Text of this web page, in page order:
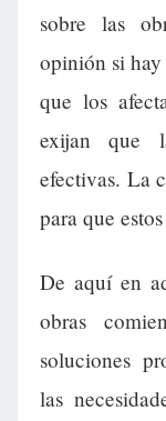
sobre las
opinión si
que los
exijan que
efectivas. La
para que
De aquí en
obras
soluciones
las